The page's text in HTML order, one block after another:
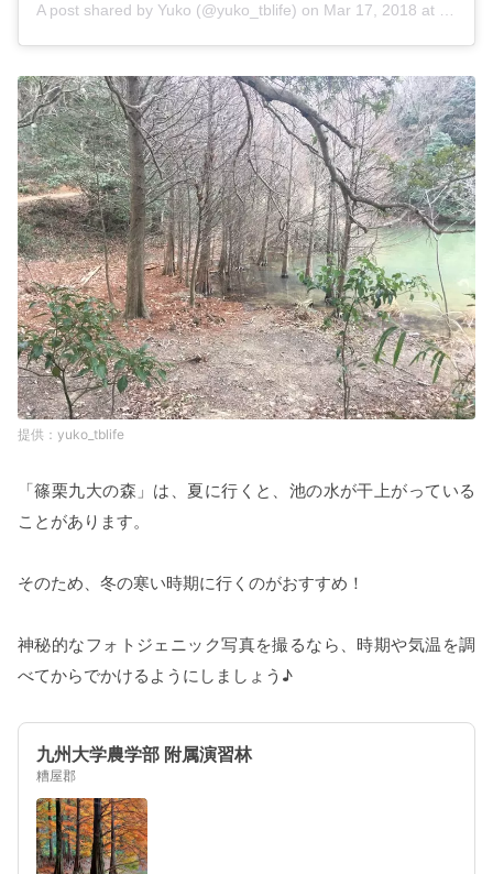
A post shared by Yuko (@yuko_tblife) on Mar 17, 2018 at 11:56pm PDT
yuko_tblife
「篠栗九大の森」は、夏に行くと、池の水が干上がっている
ことがあります。
そのため、冬の寒い時期に行くのがおすすめ！
神秘的なフォトジェニック写真を撮るなら、時期や気温を調
べてからでかけるようにしましょう♪
九州大学農学部 附属演習林
糟屋郡